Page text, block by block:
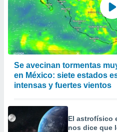
Se avecinan tormentas
en México: siete estados
intensas y fuertes vientos
El astrofísico
nos dice que